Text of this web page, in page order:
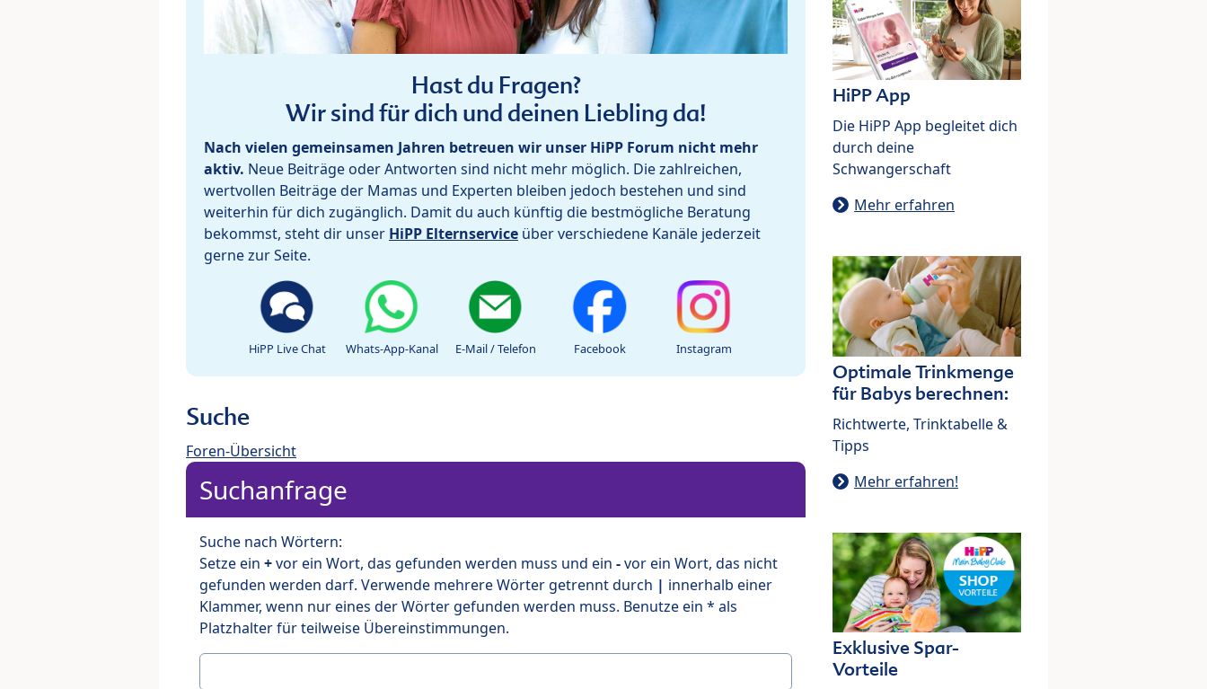
Hast du Fragen?
Wir sind für dich und deinen Liebling da!
Nach vielen gemeinsamen Jahren betreuen wir unser HiPP Forum nicht mehr
aktiv. Neue Beiträge oder Antworten sind nicht mehr möglich. Die zahlreichen,
wertvollen Beiträge der Mamas und Experten bleiben jedoch bestehen und sind
weiterhin für dich zugänglich. Damit du auch künftig die bestmögliche Beratung
bekommst, steht dir unser HiPP Elternservice über verschiedene Kanäle jederzeit
gerne zur Seite.
HiPP Live Chat Whats-App-Kanal E-Mail / Telefon Facebook Instagram
Suche
Foren-Übersicht
Suchanfrage
Suche nach Wörtern:
Setze ein +vor ein Wort, das gefunden werden muss und ein -vor ein Wort, das nicht
gefunden werden darf. Verwende mehrere Wörter getrennt durch | innerhalb einer
Klammer, wenn nur eines der Wörter gefunden werden muss. Benutze ein * als
Platzhalter für teilweise Übereinstimmungen.
HiPP App
Die HiPP App begleitet dich
durch deine
Schwangerschaft
Mehr erfahren
Optimale Trinkmenge
für Babys berechnen:
Richtwerte, Trinktabelle &
Tipps
Mehr erfahren!
Exklusive Spar-
Vorteile